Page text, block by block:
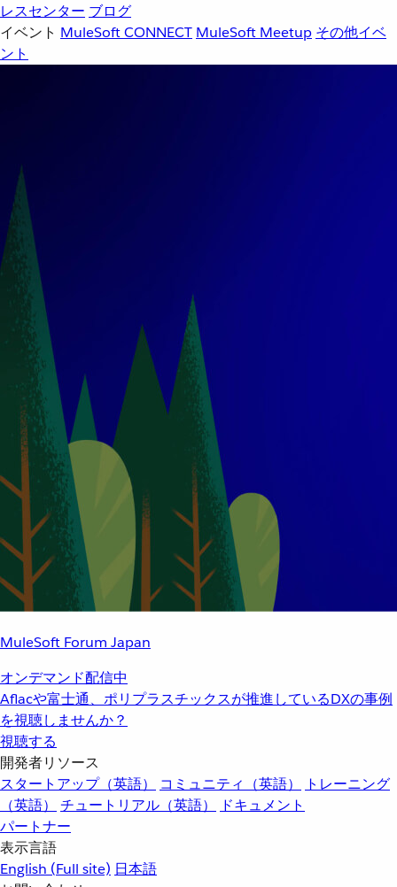
レスセンター ブログ
イベント MuleSoft CONNECT MuleSoft Meetup その他イベ
ント
MuleSoft Forum Japan
オンデマンド配信中
Aflacや富士通、ポリプラスチックスが推進しているDXの事例
を視聴しませんか？
視聴する
開発者リソース
スタートアップ（英語）
コミュニティ（英語）
トレーニング
（英語）
チュートリアル（英語）
ドキュメント
パートナー
表示言語
English (Full site) 日本語